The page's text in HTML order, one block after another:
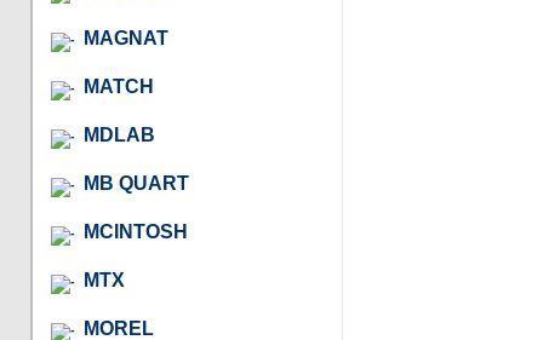
MAGNAT
MATCH
MDLAB
MB QUART
MCINTOSH
MTX
MOREL